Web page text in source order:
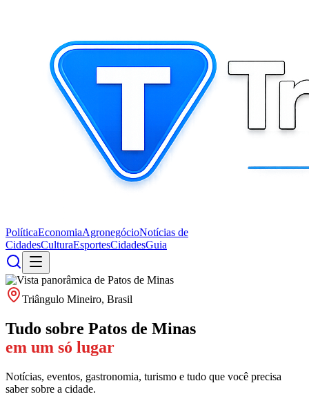
PolíticaEconomiaAgronegócioNotícias de
CidadesCulturaEsportesCidadesGuia
Triângulo Mineiro, Brasil
Tudo sobre Patos de Minas
em um só lugar
Notícias, eventos, gastronomia, turismo e tudo que você precisa
saber sobre a cidade.